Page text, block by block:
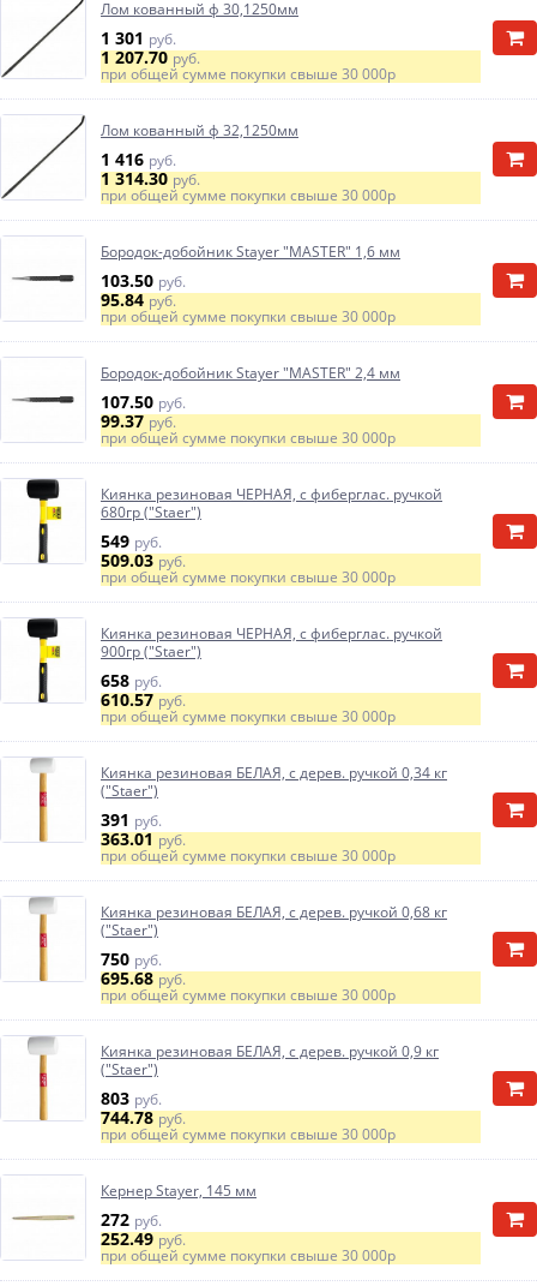
Лом кованный ф 30,1250мм
1 301 руб.
1 207.70руб.
при общей сумме покупки свыше 30 000р
Лом кованный ф 32,1250мм
1 416 руб.
1 314.30руб.
при общей сумме покупки свыше 30 000р
Бородок-добойник Stayer "MASTER" 1,6 мм
103.50 руб.
95.84руб.
при общей сумме покупки свыше 30 000р
Бородок-добойник Stayer "MASTER" 2,4 мм
107.50 руб.
99.37руб.
при общей сумме покупки свыше 30 000р
Киянка резиновая ЧЕРНАЯ, с фиберглас. ручкой
680гр ("Staer")
549 руб.
509.03руб.
при общей сумме покупки свыше 30 000р
Киянка резиновая ЧЕРНАЯ, с фиберглас. ручкой
900гр ("Staer")
658 руб.
610.57руб.
при общей сумме покупки свыше 30 000р
Киянка резиновая БЕЛАЯ, с дерев. ручкой 0,34 кг
("Staer")
391 руб.
363.01руб.
при общей сумме покупки свыше 30 000р
Киянка резиновая БЕЛАЯ, с дерев. ручкой 0,68 кг
("Staer")
750 руб.
695.68руб.
при общей сумме покупки свыше 30 000р
Киянка резиновая БЕЛАЯ, с дерев. ручкой 0,9 кг
("Staer")
803 руб.
744.78руб.
при общей сумме покупки свыше 30 000р
Кернер Stayer, 145 мм
272 руб.
252.49руб.
при общей сумме покупки свыше 30 000р